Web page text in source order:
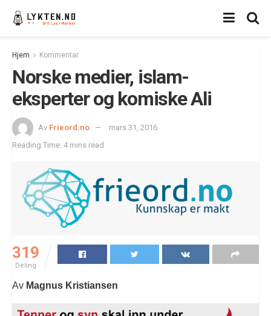
Hjem Kommentar
Norske medier, islam-
eksperter og komiske Ali
Av Frieord.no
mars 31, 2016
Reading Time: 4 mins read
319
Deling
Av Magnus Kristiansen